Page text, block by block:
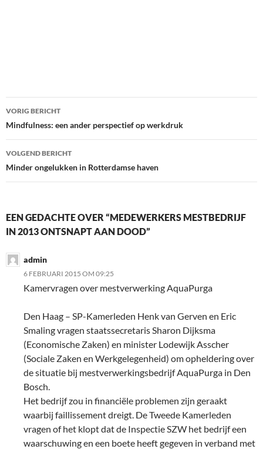
Bericht
navigatie
VORIG BERICHT
Mindfulness: een ander perspectief op werkdruk
VOLGEND BERICHT
Minder ongelukken in Rotterdamse haven
EEN GEDACHTE OVER “MEDEWERKERS MESTBEDRIJF
IN 2013 ONTSNAPT AAN DOOD”
admin
6 FEBRUARI 2015 OM 09:25
Kamervragen over mestverwerking AquaPurga
Den Haag – SP-Kamerleden Henk van Gerven en Eric
Smaling vragen staatssecretaris Sharon Dijksma
(Economische Zaken) en minister Lodewijk Asscher
(Sociale Zaken en Werkgelegenheid) om opheldering over
de situatie bij mestverwerkingsbedrijf AquaPurga in Den
Bosch.
Het bedrijf zou in financiële problemen zijn geraakt
waarbij faillissement dreigt. De Tweede Kamerleden
vragen of het klopt dat de Inspectie SZW het bedrijf een
waarschuwing en een boete heeft gegeven in verband met